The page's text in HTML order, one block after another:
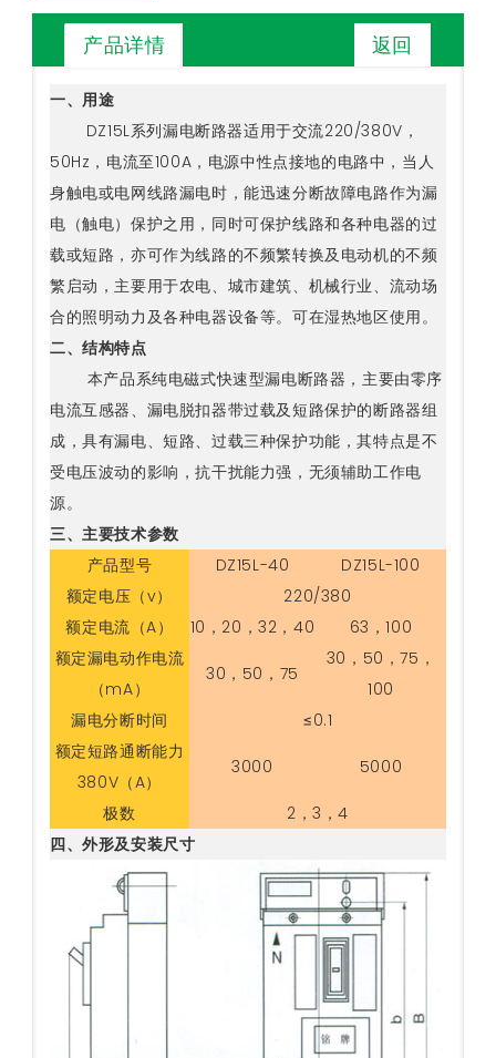
产品详情 返回
一、用途
DZ15L系列漏电断路器适用于交流220/380V，
50Hz，电流至100A，电源中性点接地的电路中，当人
身触电或电网线路漏电时，能迅速分断故障电路作为漏
电（触电）保护之用，同时可保护线路和各种电器的过
载或短路，亦可作为线路的不频繁转换及电动机的不频
繁启动，主要用于农电、城市建筑、机械行业、流动场
合的照明动力及各种电器设备等。可在湿热地区使用。
二、结构特点
本产品系纯电磁式快速型漏电断路器，主要由零序
电流互感器、漏电脱扣器带过载及短路保护的断路器组
成，具有漏电、短路、过载三种保护功能，其特点是不
受电压波动的影响，抗干扰能力强，无须辅助工作电
源。
三、主要技术参数
产品型号
DZ15L-40
DZ15L-100
额定电压（v）
220/380
额定电流（A）
10，20，32，40
63，100
额定漏电动作电流
（mA）
30，50，75
30，50，75，
100
漏电分断时间
≤0.1
额定短路通断能力
380V（A）
3000 5000
极数
2，3，4
四、外形及安装尺寸